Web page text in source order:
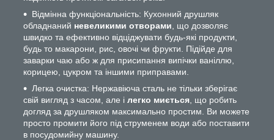
Відмінна функціональність: Кухонний друшляк
обладнаний невеликими отворами , що дозволяє
швидко та ефективно відціджувати будь-які продукти,
будь то макарони, рис, овочі чи фрукти. Підійде для
заварки чаю або ж для присипання випічки ваніллю,
корицею, цукром та іншими приправами.
Легка очистка: Нержавіюча сталь не тільки зберігає
свій вигляд з часом, але і легко миється , що робить
догляд за друшляком максимально простим. Ви можете
просто промити його під струменем води або поставити
в посудомийну машину.